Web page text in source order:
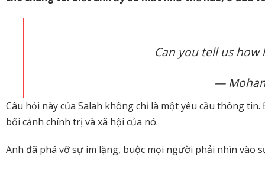
Can you tell us
—
Câu hỏi này của Salah không chỉ là một yêu cầu thông
bối cảnh chính trị và xã hội của nó.
Anh đã phá vỡ sự im lặng, buộc mọi người phải nhìn vào